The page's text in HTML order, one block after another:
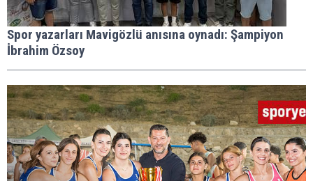
Spor yazarları Mavigözlü anısına oynadı: Şampiyon
İbrahim Özsoy